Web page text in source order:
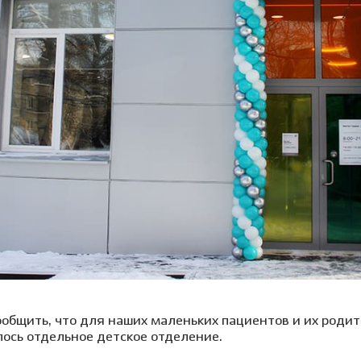
молочных зубов
ортодонтия
детей под
детей под
детского зуба
зубов особенным
Вкладка на зуб
Мостовидный протез
Съемное протезирование
Хирургическая
пародонтология
Лечение под
Лечение под
Удаление
Удаление
Лечение
(флюса)
Лечение
Клиника на пл. Карла
Маркса, 1
Детский стоматолог-
хирург
что для наших маленьких пациентов и их
отдельное детское отделение.